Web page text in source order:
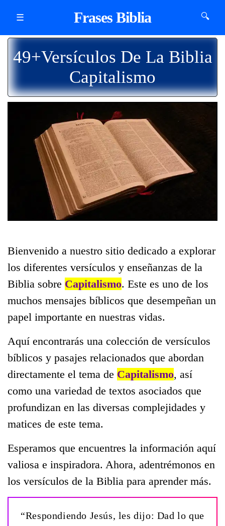
☰ Frases Biblia 🔍
49+Versículos De La Biblia
Capitalismo
Bienvenido a nuestro sitio dedicado a explorar
los diferentes versículos y enseñanzas de la
Biblia sobre Capitalismo. Este es uno de los
muchos mensajes bíblicos que desempeñan un
papel importante en nuestras vidas.
Aquí encontrarás una colección de versículos
bíblicos y pasajes relacionados que abordan
directamente el tema de Capitalismo, así
como una variedad de textos asociados que
profundizan en las diversas complejidades y
matices de este tema.
Esperamos que encuentres la información aquí
valiosa e inspiradora. Ahora, adentrémonos en
los versículos de la Biblia para aprender más.
“Respondiendo Jesús, les dijo: Dad lo que